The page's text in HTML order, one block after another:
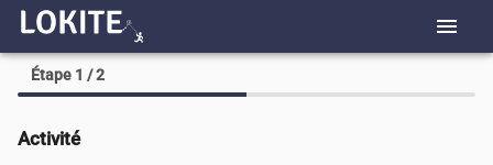
menu
Étape 1 / 2
Activité